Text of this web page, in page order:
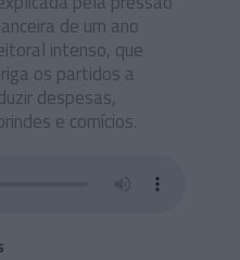
de um ano
intenso, que
os partidos a
despesas,
e comícios.